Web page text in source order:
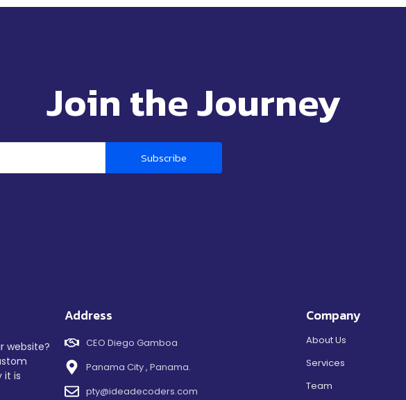
Join the Journey
Subscribe
website?
it is
Address
CEO Diego Gamboa
Panama City , Panama.
pty@ideadecoders.com
Company
About Us
Services
Team